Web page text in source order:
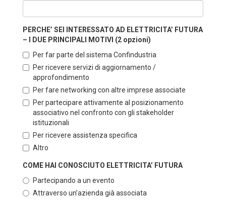
PERCHE’ SEI INTERESSATO AD ELETTRICITA’ FUTURA
– I DUE PRINCIPALI MOTIVI (2 opzioni)
Per far parte del sistema Confindustria
Per ricevere servizi di aggiornamento /
approfondimento
Per fare networking con altre imprese associate
Per partecipare attivamente al posizionamento
associativo nel confronto con gli stakeholder
istituzionali
Per ricevere assistenza specifica
Altro
COME HAI CONOSCIUTO ELETTRICITA’ FUTURA
Partecipando a un evento
Attraverso un’azienda già associata